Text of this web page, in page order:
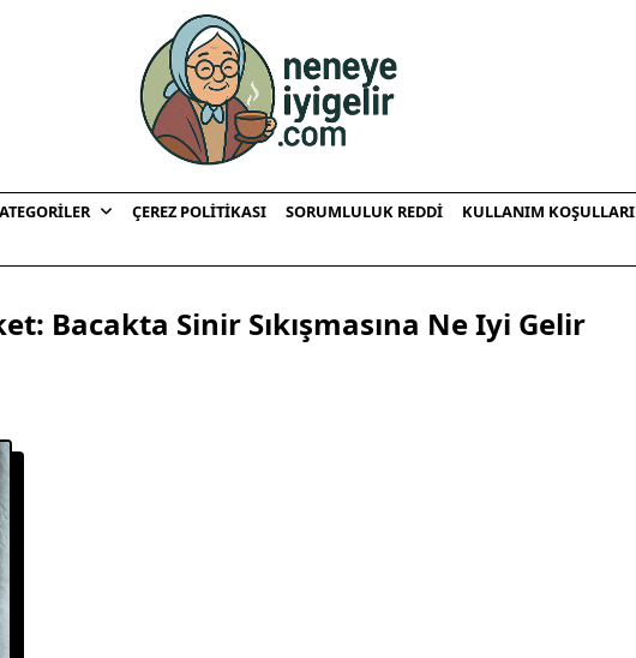
ÇEREZ POLITIKASI SORUMLULUK REDDI
KULLANIM KOŞULLARI
Bacakta Sinir Sıkışmasına Ne Iyi Gelir